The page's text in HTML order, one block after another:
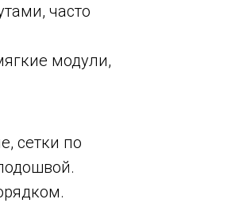
часто
модули,
сетки по